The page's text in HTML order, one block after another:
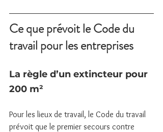
Ce que prévoit le Code du
travail pour les entreprises
La règle d’un extincteur pour
200 m²
Pour les lieux de travail, le Code du travail
prévoit que le premier secours contre